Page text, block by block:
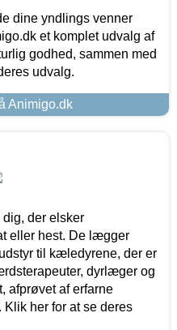
dine yndlings venner
et komplet udvalg af
godhed, sammen med
udvalg.
Animigo.dk
der elsker
eller hest. De lægger
til kæledyrene, der er
dyrlæger og
afprøvet af erfarne
Klik her for at se deres